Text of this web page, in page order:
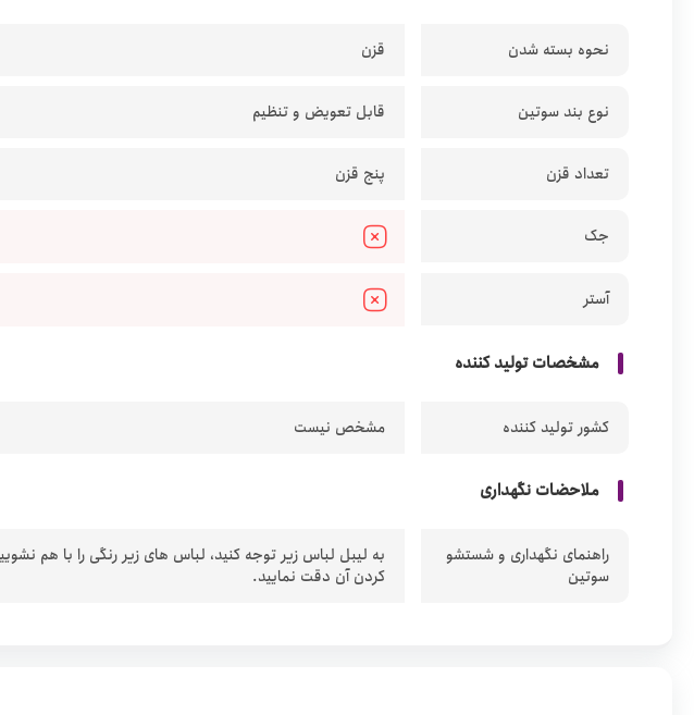
نحوه بسته شدن قزن
نوع بند سوتین قابل تعویض و تنظیم
تعداد قزن پنج قزن
جک
آستر
مشخصات تولید کننده
کشور تولید کننده مشخص نیست
ملاحضات نگهداری
راهنمای نگهداری و شستشو
سوتین
به لیبل لباس زیر توجه کنید، لباس های زیر رنگی را با هم
کردن آن دقت نمایید.